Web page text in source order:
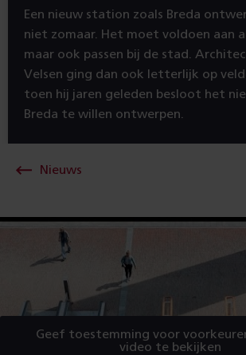
Een nieuw station zoals Breda
niet zomaar. Het moet voldoen aan
maar ook passen bij de stad.
Velsen ging dan ook letterlijk op
toen hij jaren geleden besloot het
Breda te willen ontwerpen.
Nieuws
Geef toestemming voor
video te bekijken